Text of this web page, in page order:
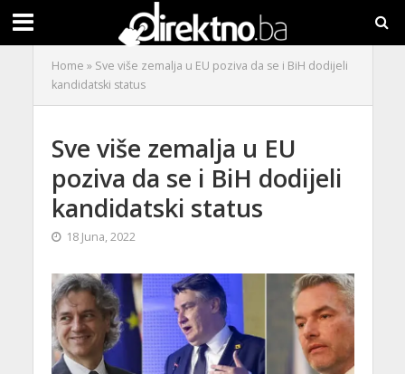
Home » Sve više zemalja u EU poziva da se i BiH dodijeli
kandidatski status
Sve više zemalja u EU
poziva da se i BiH dodijeli
kandidatski status
18 Juna, 2022